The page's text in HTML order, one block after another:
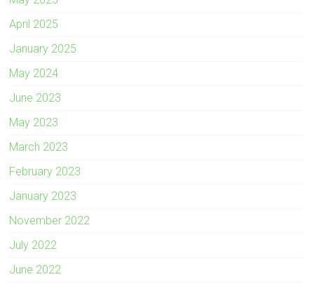
April 2025
January 2025
May 2024
June 2023
May 2023
March 2023
February 2023
January 2023
November 2022
July 2022
June 2022